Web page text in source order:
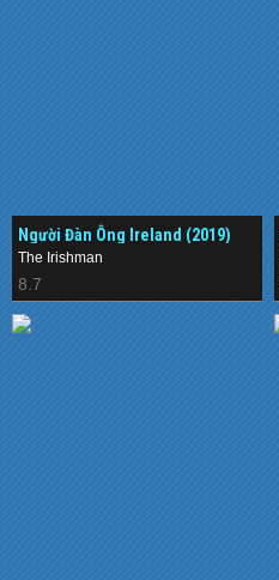
Người Đàn Ông Ireland (2019)
The Irishman
8.7